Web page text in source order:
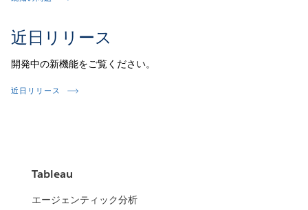
近日リリース
開発中の新機能をご覧ください。
近日リリース
Tableau
エージェンティック分析